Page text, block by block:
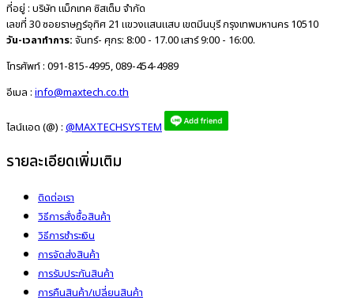
ที่อยู่ : บริษัท แม็กเทค ซิสเต็ม จำกัด
เลขที่ 30 ซอยราษฎร์อุทิศ 21 แขวงแสนแสบ เขตมีนบุรี กรุงเทพมหานคร 10510
วัน-เวลาทำการ: จันทร์- ศุกร: 8:00 - 17.00 เสาร์ 9:00 - 16:00.
โทรศัพท์ : 091-815-4995, 089-454-4989
อีเมล : info@maxtech.co.th
ไลน์แอด (@) : @MAXTECHSYSTEM
รายละเอียดเพิ่มเติม
ติดต่อเรา
วิธีการสั่งซื้อสินค้า
วิธีการชำระเงิน
การจัดส่งสินค้า
การรับประกันสินค้า
การคืนสินค้า/เปลี่ยนสินค้า